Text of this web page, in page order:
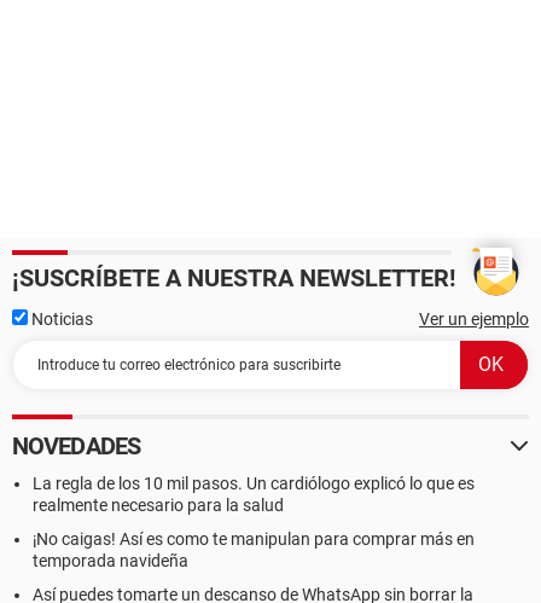
¡SUSCRÍBETE A NUESTRA NEWSLETTER!
Noticias Ver un ejemplo
NOVEDADES
La regla de los 10 mil pasos. Un cardiólogo explicó lo que es
realmente necesario para la salud
¡No caigas! Así es como te manipulan para comprar más en
temporada navideña
Así puedes tomarte un descanso de WhatsApp sin borrar la